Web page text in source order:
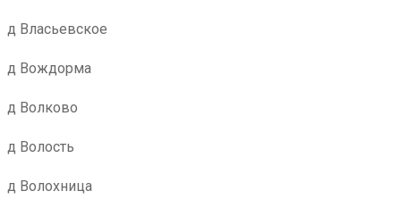
д Власьевское
д Вождорма
д Волково
д Волость
д Волохница